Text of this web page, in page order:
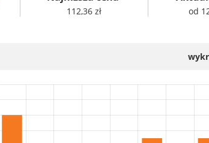
112,36 zł od